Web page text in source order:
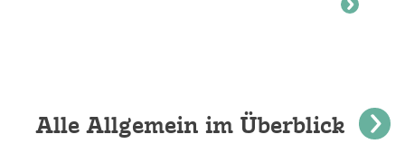
Alle Allgemein im Überblick